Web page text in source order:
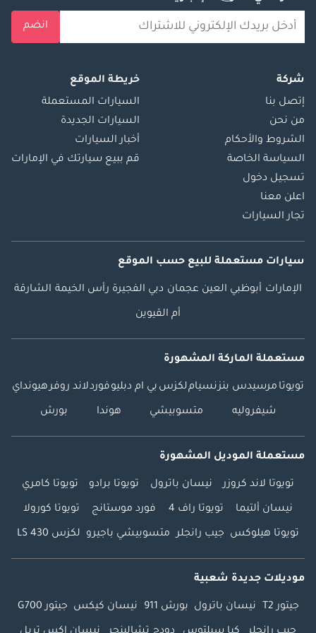
انضم
شركة
إتصل بنا
من نحن
الشروط والأحكام
السياسة الخاصة
تسجيل دخول
اعلن معنا
تجار السيارات
خريطة الموقع
السيارات المستعملة
السيارات الجديدة
أخبار السيارات
قم ببيع سيارتك في الإمارات
سيارات مستعملة للبيع حسب الموقع
الإمارات أبوظبي العين عجمان دبي الفجيرة رأس الخيمة الشارقة
أم القيوين
مستعملة الماركة المشهورة
تويوتا مرسيدس بنزنسياملكزس بي ام دبليوفوردلاند روفرهيونداي
شيفروليه متسوبيشي هوندا بورش
مستعملة الموديل المشهورة
تويوتا لاند كروزر نيسان باترول تويوتا برادو تويوتا كامري
نيسان ألتيما تويوتا راف 4 فورد موستانج تويوتا كورولا
تويوتا هيلوكس جيب رانجلر متسوبيشي باجيرو لكزس LS 430
موديلات جديدة شعبية
جيتور T2 نيسان باترول بورش 911 نيسان كيكس جيتور G700